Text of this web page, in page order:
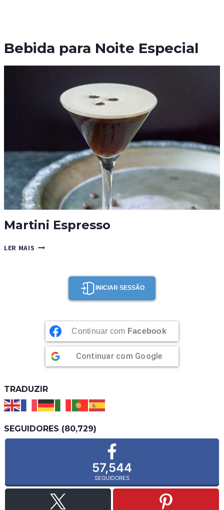
Bebida para Noite Especial
Martini Espresso
LER MAIS MARTINI
INICIAR SESSÃO
Continuar com Facebook
Continuar com Google
TRADUZIR
SEGUIDORES (80,729)
57,544
SEGUIDORES